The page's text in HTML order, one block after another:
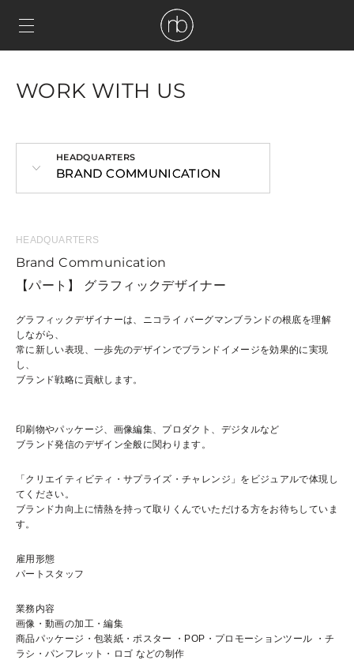
WORK WITH US
HEADQUARTERS
BRAND COMMUNICATION
HEADQUARTERS
Brand Communication
【パート】 グラフィックデザイナー
グラフィックデザイナーは、ニコライ バーグマンブランドの根底を理解
しながら、
常に新しい表現、一歩先のデザインでブランドイメージを効果的に実現
し、
ブランド戦略に貢献します。
印刷物やパッケージ、画像編集、プロダクト、デジタルなど
ブランド発信のデザイン全般に関わります。
「クリエイティビティ・サプライズ・チャレンジ」をビジュアルで体現し
てください。
ブランド力向上に情熱を持って取りくんでいただける方をお待ちしていま
す。
雇用形態
パートスタッフ
業務内容
画像・動画の加工・編集
商品パッケージ・包装紙・ポスター ・POP・プロモーションツール ・チ
ラシ・パンフレット・ロゴ などの制作